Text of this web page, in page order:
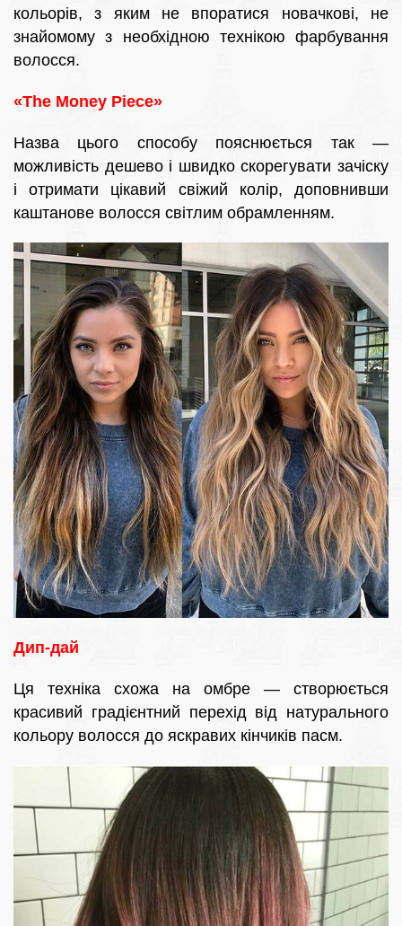
кольорів, з яким не впоратися новачкові, не
знайомому з необхідною технікою фарбування
волосся.
«The Money Piece»
Назва цього способу пояснюється так —
можливість дешево і швидко скорегувати зачіску
і отримати цікавий свіжий колір, доповнивши
каштанове волосся світлим обрамленням.
Дип-дай
Ця техніка схожа на омбре — створюється
красивий градієнтний перехід від натурального
кольору волосся до яскравих кінчиків пасм.